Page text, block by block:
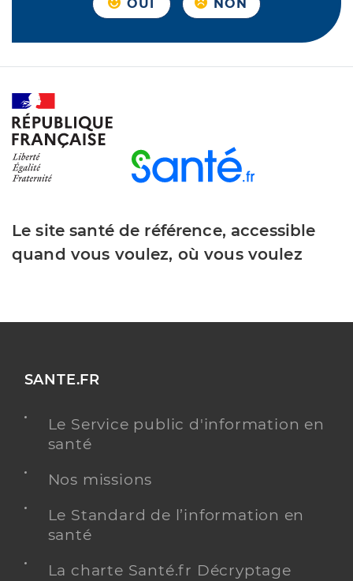
OUI NON
Le site santé de référence, accessible
quand vous voulez, où vous voulez
SANTE.FR
Le Service public d'information en
santé
Nos missions
Le Standard de l’information en
santé
La charte Santé.fr Décryptage